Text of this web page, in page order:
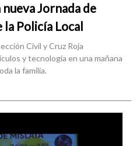
Jornada de
Policía Local
Civil y Cruz Roja
y tecnología en una mañana
la familia.